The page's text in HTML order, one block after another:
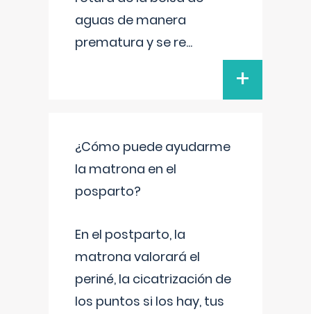
aguas de manera
prematura y se re...
+
¿Cómo puede ayudarme
la matrona en el
posparto?
En el postparto, la
matrona valorará el
periné, la cicatrización de
los puntos si los hay, tus